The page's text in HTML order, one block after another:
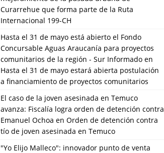
Curarrehue que forma parte de la Ruta
Internacional 199-CH
Hasta el 31 de mayo está abierto el Fondo
Concursable Aguas Araucanía para proyectos
comunitarios de la región - Sur Informadoen
Hasta el 31 de mayo estará abierta postulación
a financiamiento de proyectos comunitarios
El caso de la joven asesinada en Temuco
avanza: Fiscalía logra orden de detención contra
Emanuel Ochoa en Orden de detención contra
tío de joven asesinada en Temuco
"Yo Elijo Malleco": innovador punto de venta